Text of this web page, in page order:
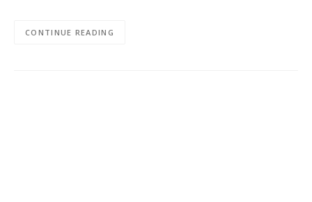
CONTINUE READING